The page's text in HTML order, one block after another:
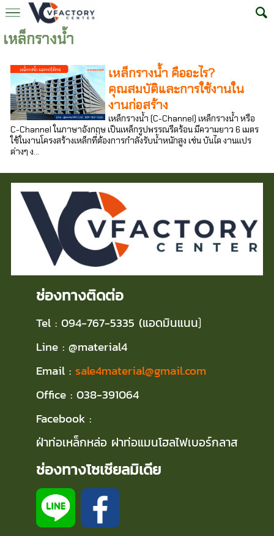
เหล็กรางน้ำ
เหล็กรางน้ำ คืออะไร?
คุณสมบัติและการใช้งานใน
งานก่อสร้าง
เหล็กรางน้ำ (C-Channel) เหล็กรางน้ำ หรือ
C-Channel ในภาษาอังกฤษ เป็นเหล็กรูปพรรณรีดร้อน มีความยาว 6 เมตร
ใช้ในงานโครงสร้างเหล็กที่ต้องการกำลังรับน้ำหนักสูง เช่น บันได งานแปร
ต่างๆ ง...
ช่องทางติดต่อ
Tel : 094-767-5335 (แอดมินแนน)
Line : @material4
Email : sale4material@gmail.com
Office : 038-391064
Facebook :
ฝ่าท่อเหล็กหล่อ ฝาท่อแมนโฮลไฟเบอร์กลาส
ช่องทางโซเชียลมิเดีย